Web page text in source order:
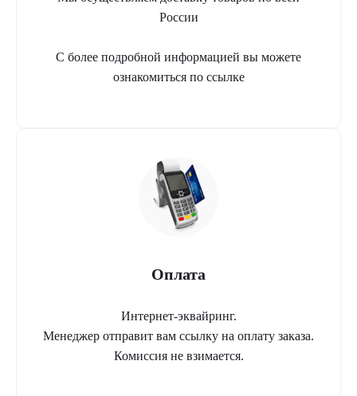
России
С более подробной информацией вы можете
ознакомиться по ссылке
Оплата
Интернет-эквайринг.
Менеджер отправит вам ссылку на оплату заказа.
Комиссия не взимается.